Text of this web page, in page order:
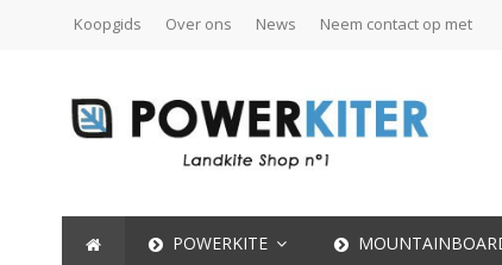
Koopgids Over ons News Neem contact op met
POWERKITE